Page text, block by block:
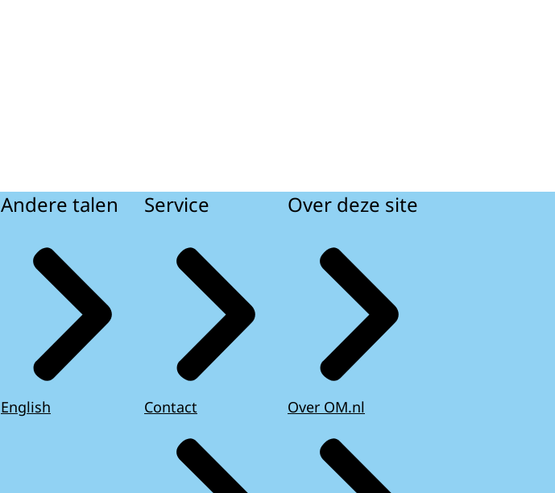
Andere talen
English
Service
Contact
Over deze site
Over OM.nl